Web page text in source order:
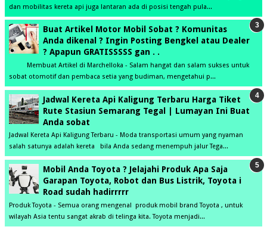
dan mobilitas kereta api juga lantaran ada di posisi tengah pula...
Buat Artikel Motor Mobil Sobat ? Komunitas
Anda dikenal ? Ingin Posting Bengkel atau Dealer
? Apapun GRATISSSSS gan . .
Membuat Artikel di Marchelloka - Salam hangat dan salam sukses untuk
sobat otomotif dan pembaca setia yang budiman, mengetahui p...
Jadwal Kereta Api Kaligung Terbaru Harga Tiket
Rute Stasiun Semarang Tegal | Lumayan Ini Buat
Anda sobat
Jadwal Kereta Api Kaligung Terbaru - Moda transportasi umum yang nyaman
salah satunya adalah kereta bila Anda sedang menempuh jalur Tega...
Mobil Anda Toyota ? Jelajahi Produk Apa Saja
Garapan Toyota, Robot dan Bus Listrik, Toyota i
Road sudah hadirrrrr
Produk Toyota - Semua orang mengenal produk mobil brand Toyota , untuk
wilayah Asia tentu sangat akrab di telinga kita. Toyota menjadi...